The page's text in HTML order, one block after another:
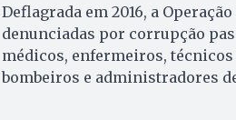
Deflagrada em 2016, a
denunciadas por corrupção
médicos, enfermeiros,
bombeiros e administradores